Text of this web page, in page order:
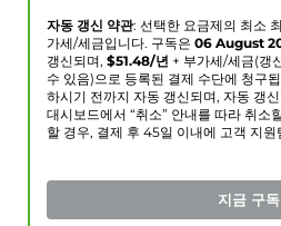
자동 갱신 약관: 선택한 요금제의 최소
가세/세금입니다. 구독은 06 August
갱신되며, $51.48/년 + 부가세/세금(갱
수 있음)으로 등록된 결제 수단에 청구
하시기 전까지 자동 갱신되며, 자동 갱
대시보드에서 “취소” 안내를 따라 취소
할 경우, 결제 후 45일 이내에 고객 지원
지금 구독